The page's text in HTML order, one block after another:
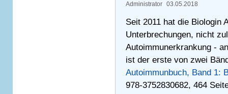
Administrator 03.05.2018
Seit 2011 hat die Biologin
Unterbrechungen, nicht
Autoimmunerkrankung -
ist der erste von zwei
Autoimmunbuch, Band 1:
978-3752830682, 464